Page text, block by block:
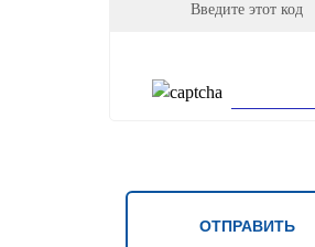
Введите этот код